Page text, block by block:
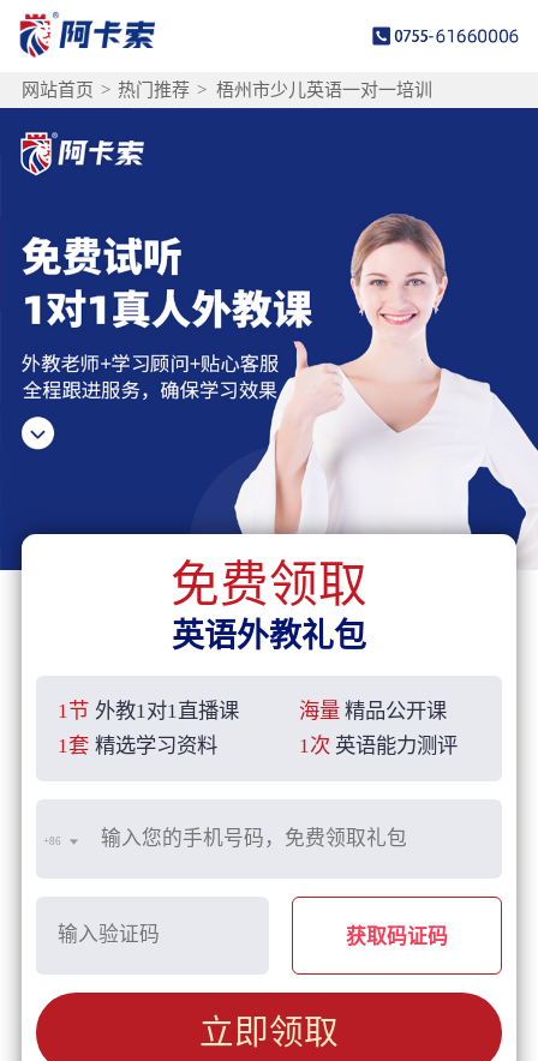
网站首页 > 热门推荐 > 梧州市少儿英语一对一培训
免费领取
英语外教礼包
1节 外教1对1直播课 海量 精品公开课
1套 精选学习资料 1次 英语能力测评
+86
获取码证码
立即领取